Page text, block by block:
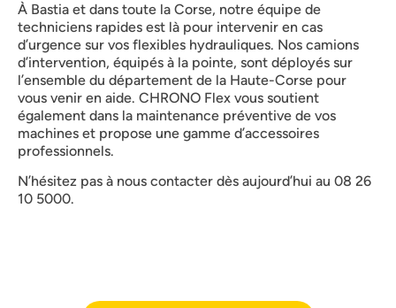
À Bastia et dans toute la Corse, notre équipe de
techniciens rapides est là pour intervenir en cas
d’urgence sur vos flexibles hydrauliques. Nos camions
d’intervention, équipés à la pointe, sont déployés sur
l’ensemble du département de la Haute-Corse pour
vous venir en aide. CHRONO Flex vous soutient
également dans la maintenance préventive de vos
machines et propose une gamme d’accessoires
professionnels.
N’hésitez pas à nous contacter dès aujourd’hui au 08 26
10 5000.